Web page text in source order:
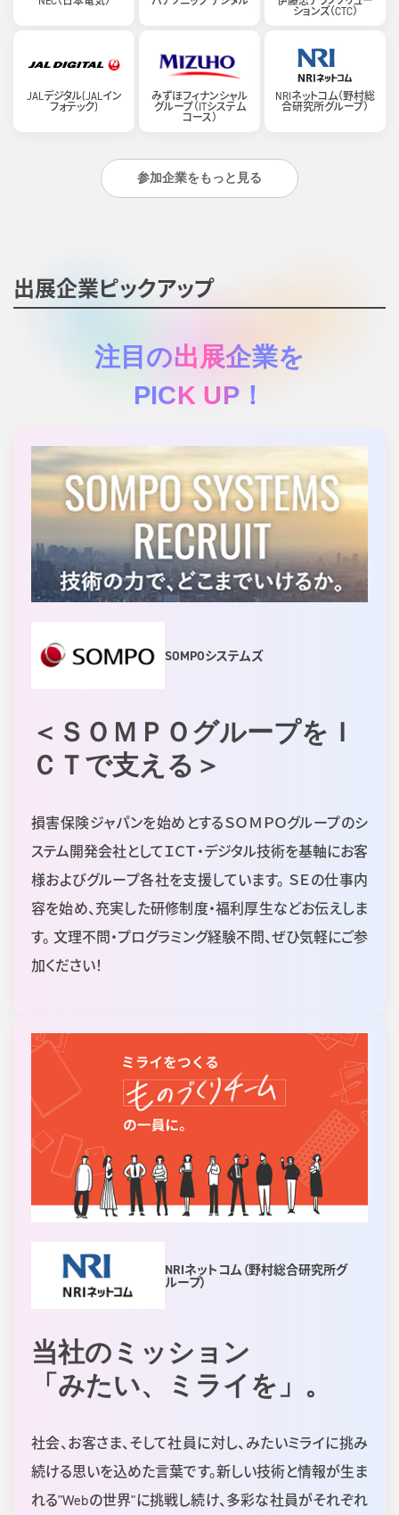
ションズ（CTC）
JALデジタル(JALイン
フォテック)
みずほフィナンシャル
グループ（ITシステム
コース）
NRIネットコム（野村総
合研究所グループ）
参加企業をもっと見る
出展企業ピックアップ
注目の出展企業を
PICK UP！
SOMPOシステムズ
＜ＳＯＭＰＯグループをＩ
ＣＴで支える＞
損害保険ジャパンを始めとするＳＯＭＰＯグループのシ
ステム開発会社としてＩＣＴ・デジタル技術を基軸にお客
様およびグループ各社を支援しています。 ＳＥの仕事内
容を始め、充実した研修制度・福利厚生などお伝えしま
す。 文理不問・プログラミング経験不問、ぜひ気軽にご参
加ください！
NRIネットコム（野村総合研究所グ
ループ）
当社のミッション
「みたい、ミライを」。
社会、お客さま、そして社員に対し、みたいミライに挑み
続ける思いを込めた言葉です。新しい技術と情報が生ま
れる"Webの世界"に挑戦し続け、多彩な社員がそれぞれ